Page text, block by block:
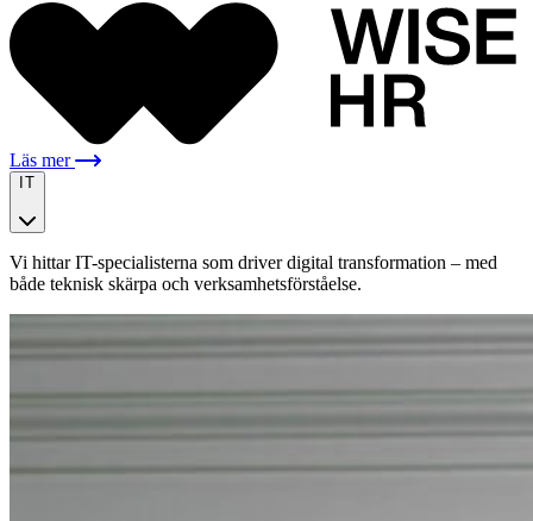
Läs mer
IT
Vi hittar IT-specialisterna som driver digital transformation – med
både teknisk skärpa och verksamhetsförståelse.